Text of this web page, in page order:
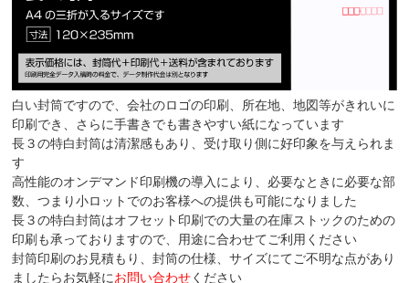
白い封筒ですので、会社のロゴの印刷、所在地、地図等がきれいに
印刷でき、さらに手書きでも書きやすい紙になっています
長３の特白封筒は清潔感もあり、受け取り側に好印象を与えられま
す
高性能のオンデマンド印刷機の導入により、必要なときに必要な部
数、つまり小ロットでのお客様への提供も可能になりました
長３の特白封筒はオフセット印刷での大量の在庫ストックのための
印刷も承っておりますので、用途に合わせてご利用ください
封筒印刷のお見積もり、封筒の仕様、サイズにてご不明な点があり
ましたらお気軽にお問い合わせください